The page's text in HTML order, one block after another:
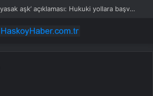
Ece Erken’den ‘yasak aşk’ açıklaması: Hukuki yollara başvuruyor